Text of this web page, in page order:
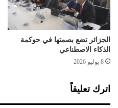
ذ
ه
ل
س
ن
ي
ض
الجزائر تضع بصمتها في حوكمة
الذكاء الاصطناعي
8 يوليو 2026
اترك تعليقاً